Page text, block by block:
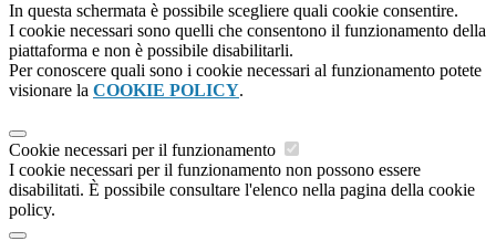
In questa schermata è possibile scegliere quali cookie consentire.
I cookie necessari sono quelli che consentono il funzionamento della
piattaforma e non è possibile disabilitarli.
Per conoscere quali sono i cookie necessari al funzionamento potete
visionare la COOKIE POLICY.
Cookie necessari per il funzionamento
I cookie necessari per il funzionamento non possono essere
disabilitati. È possibile consultare l'elenco nella pagina della cookie
policy.